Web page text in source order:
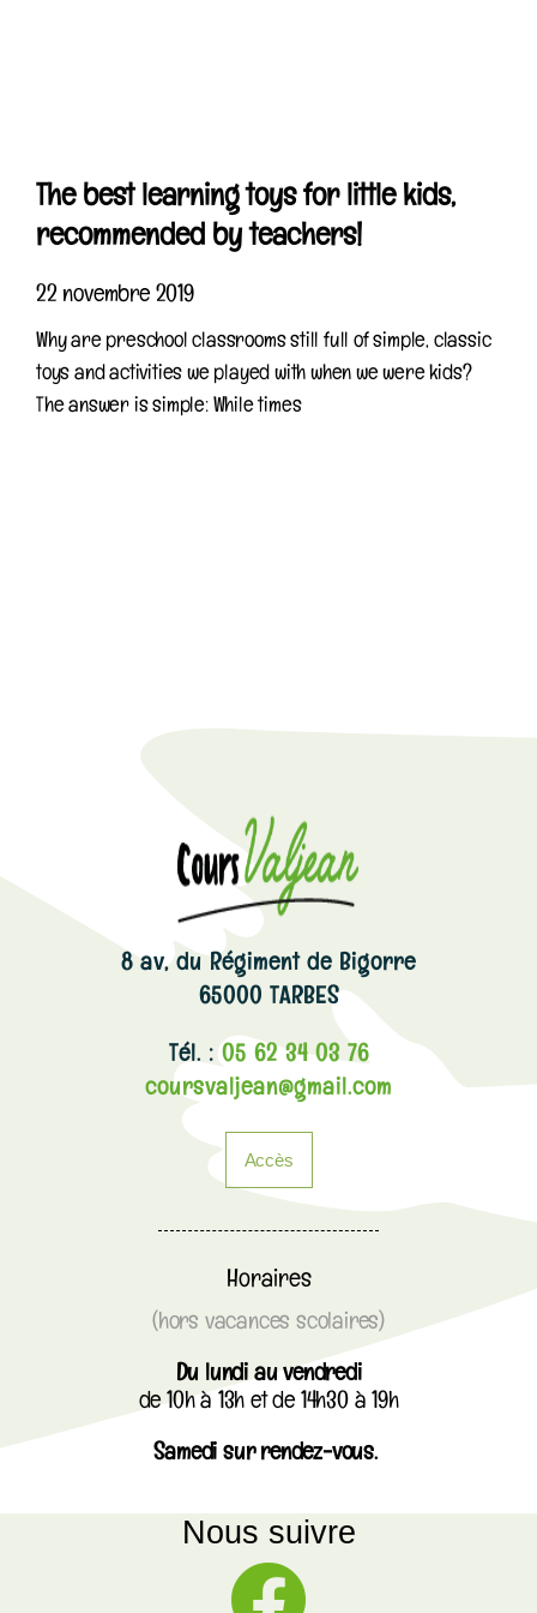
The best learning toys for little kids,
recommended by teachers!
22 novembre 2019
Why are preschool classrooms still full of simple, classic
toys and activities we played with when we were kids?
The answer is simple: While times
8 av, du Régiment de Bigorre
65000 TARBES
Tél. : 05 62 34 03 76
coursvaljean@gmail.com
Accès
Horaires
(hors vacances scolaires)
Du lundi au vendredi
de 10h à 13h et de 14h30 à 19h
Samedi sur rendez-vous.
Nous suivre